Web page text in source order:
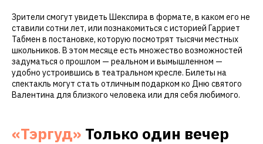
Зрители смогут увидеть Шекспира в формате, в каком его не
ставили сотни лет, или познакомиться с историей Гарриет
Табмен в постановке, которую посмотрят тысячи местных
школьников. В этом месяце есть множество возможностей
задуматься о прошлом — реальном и вымышленном —
удобно устроившись в театральном кресле. Билеты на
спектакль могут стать отличным подарком ко Дню святого
Валентина для близкого человека или для себя любимого.
«Тэргуд» Только один вечер